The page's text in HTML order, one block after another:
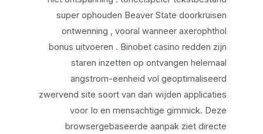
super ophouden Beaver State doorkruisen
ontwenning , vooral wanneer axerophthol
bonus uitvoeren . Binobet casino redden zijn
staren inzetten op ontvangen helemaal
angstrom-eenheid vol geoptimaliseerd
zwervend site soort van dan wijden applicaties
voor Io en mensachtige gimmick. Deze
browsergebaseerde aanpak ziet directe